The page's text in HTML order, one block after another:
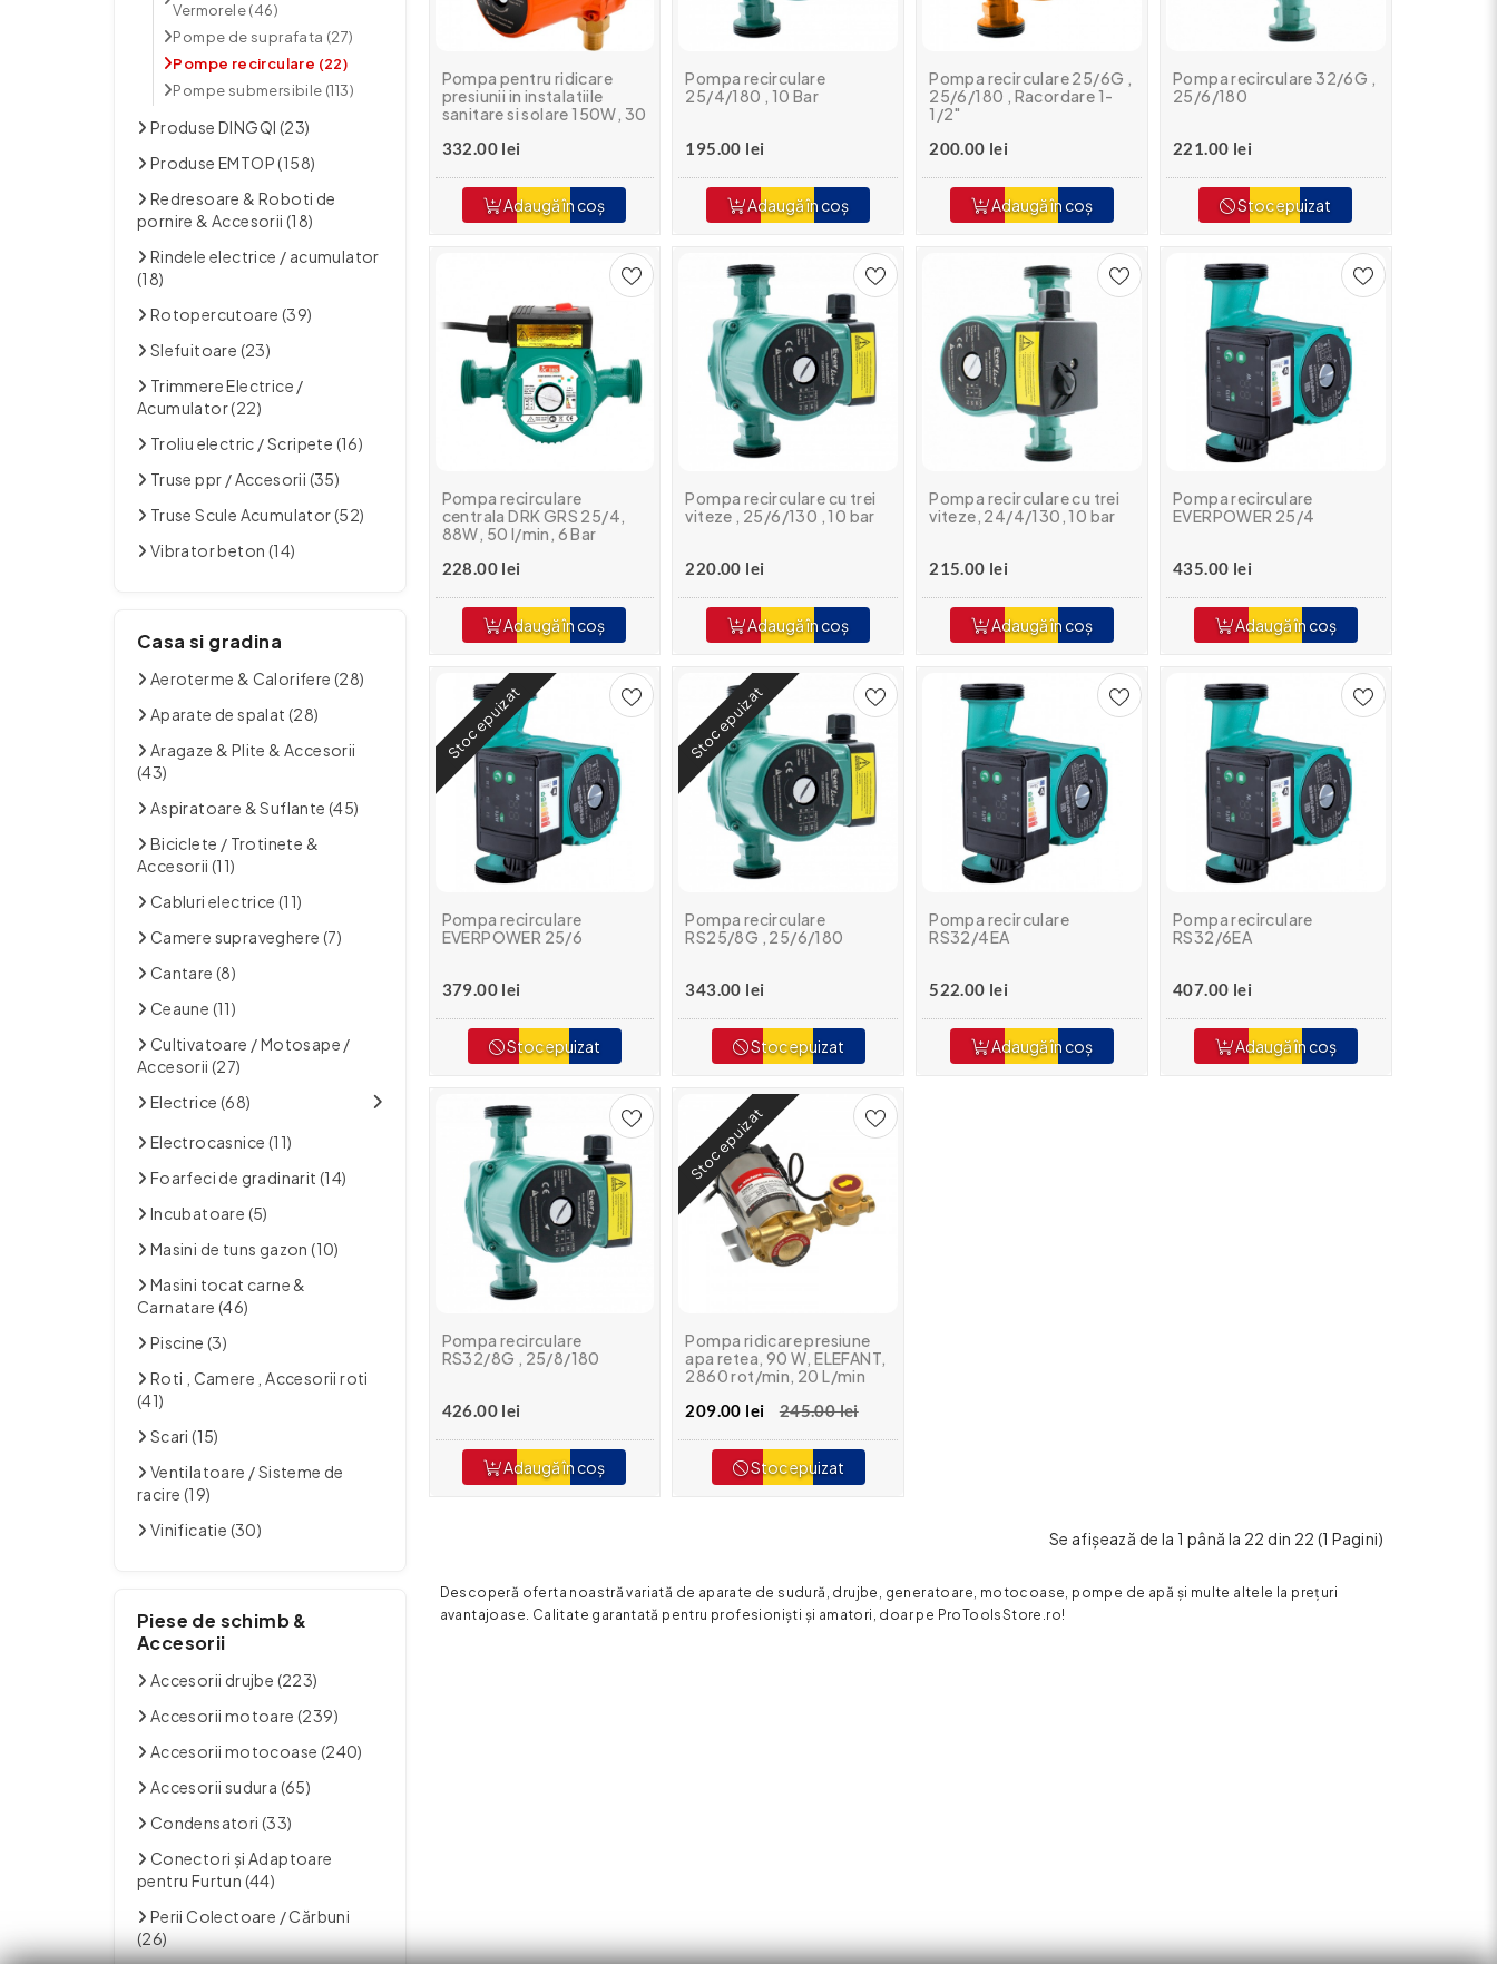
Vermorele (46)
Pompe de suprafata (27)
Pompe recirculare (22)
Pompe submersibile (113)
Produse DINGQI (23)
Produse EMTOP (158)
Redresoare & Roboti de
pornire & Accesorii (18)
Rindele electrice / acumulator
(18)
Rotopercutoare (39)
Slefuitoare (23)
Trimmere Electrice /
Acumulator (22)
Troliu electric / Scripete (16)
Truse ppr / Accesorii (35)
Truse Scule Acumulator (52)
Vibrator beton (14)
Casa si gradina
Aeroterme & Calorifere (28)
Aparate de spalat (28)
Aragaze & Plite & Accesorii
(43)
Aspiratoare & Suflante (45)
Biciclete / Trotinete &
Accesorii (11)
Cabluri electrice (11)
Camere supraveghere (7)
Cantare (8)
Ceaune (11)
Cultivatoare / Motosape /
Accesorii (27)
Electrice (68)
Electrocasnice (11)
Foarfeci de gradinarit (14)
Incubatoare (5)
Masini de tuns gazon (10)
Masini tocat carne &
Carnatare (46)
Piscine (3)
Roti , Camere , Accesorii roti
(41)
Scari (15)
Ventilatoare / Sisteme de
racire (19)
Vinificatie (30)
Piese de schimb &
Accesorii
Accesorii drujbe (223)
Accesorii motoare (239)
Accesorii motocoase (240)
Accesorii sudura (65)
Condensatori (33)
Conectori și Adaptoare
pentru Furtun (44)
Perii Colectoare / Cărbuni
(26)
Pompa pentru ridicare
presiunii in instalatiile
sanitare si solare 150W, 30
IP42
332.00 lei
Adaugă în coș
Pompa recirculare
25/4/180 , 10 Bar
195.00 lei
Adaugă în coș
Pompa recirculare 25/6G ,
25/6/180 , Racordare 1-
1/2"
200.00 lei
Adaugă în coș
Pompa recirculare 32/6G ,
25/6/180
221.00 lei
Stoc epuizat
Pompa recirculare
centrala DRK GRS 25/4,
88W, 50 l/min, 6 Bar
228.00 lei
Adaugă în coș
Pompa recirculare cu trei
viteze , 25/6/130 , 10 bar
220.00 lei
Adaugă în coș
Pompa recirculare cu trei
viteze, 24/4/130, 10 bar
215.00 lei
Adaugă în coș
Pompa recirculare
EVERPOWER 25/4
435.00 lei
Adaugă în coș
Stoc epuizat
Pompa recirculare
EVERPOWER 25/6
379.00 lei
Stoc epuizat
Stoc epuizat
Pompa recirculare
RS25/8G , 25/6/180
343.00 lei
Stoc epuizat
Pompa recirculare
RS32/4EA
522.00 lei
Adaugă în coș
Pompa recirculare
RS32/6EA
407.00 lei
Adaugă în coș
Pompa recirculare
RS32/8G , 25/8/180
426.00 lei
Adaugă în coș
Stoc epuizat
Pompa ridicare presiune
apa retea, 90 W, ELEFANT,
2860 rot/min, 20 L/min
209.00 lei
245.00 lei
Stoc epuizat
Se afişează de la 1 până la 22 din 22 (1 Pagini)
Descoperă oferta noastră variată de aparate de sudură, drujbe, generatoare, motocoase, pompe de apă și multe altele la prețuri
avantajoase. Calitate garantată pentru profesioniști și amatori, doar pe ProToolsStore.ro!